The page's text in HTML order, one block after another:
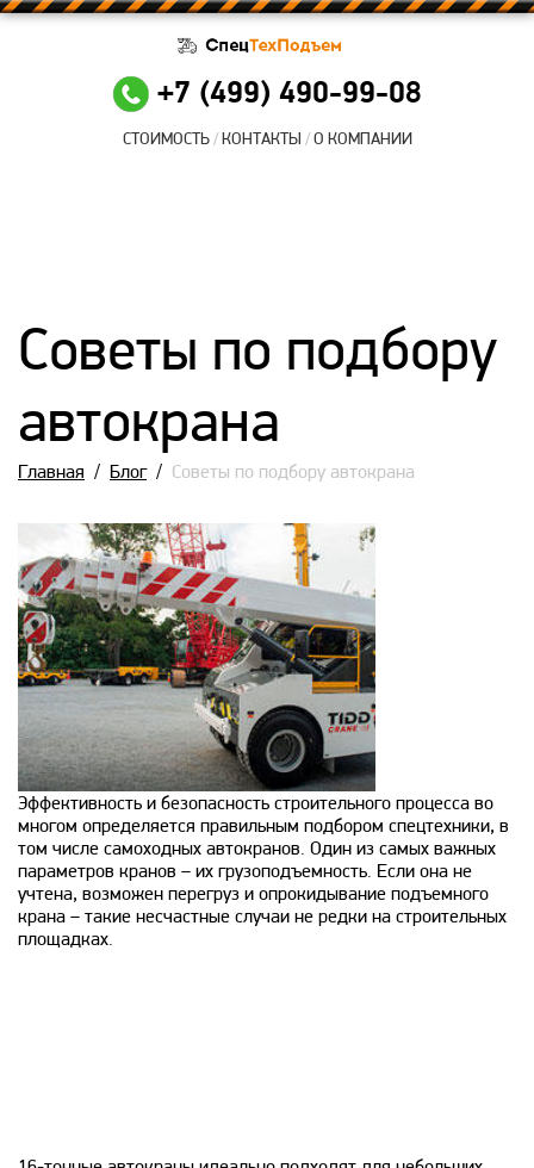
СТОИМОСТЬ КОНТАКТЫ О КОМПАНИИ
+7 (499) 490-99-08
Советы по подбору
автокрана
Главная / Блог/ Советы по подбору автокрана
Эффективность и безопасность строительного процесса во
многом определяется правильным подбором спецтехники, в
том числе самоходных автокранов. Один из самых важных
параметров кранов – их грузоподъемность. Если она не
учтена, возможен перегруз и опрокидывание подъемного
крана – такие несчастные случаи не редки на строительных
площадках.